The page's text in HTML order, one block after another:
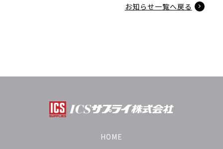
お知らせ一覧へ戻る
HOME